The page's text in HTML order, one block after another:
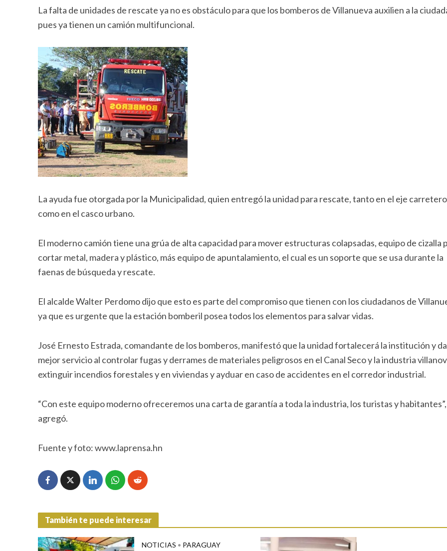
La falta de unidades de rescate ya no es obstáculo para que los bomberos de Villanueva auxilien a la
pues ya tienen un camión multifuncional.
La ayuda fue otorgada por la Municipalidad, quien entregó la unidad para rescate, tanto en el eje carretero
como en el casco urbano.
El moderno camión tiene una grúa de alta capacidad para mover estructuras colapsadas, equipo de cizalla
cortar metal, madera y plástico, más equipo de apuntalamiento, el cual es un soporte que se usa durante la
faenas de búsqueda y rescate.
El alcalde Walter Perdomo dijo que esto es parte del compromiso que tienen con los ciudadanos de
ya que es urgente que la estación bomberil posea todos los elementos para salvar vidas.
José Ernesto Estrada, comandante de los bomberos, manifestó que la unidad fortalecerá la institución y
mejor servicio al controlar fugas y derrames de materiales peligrosos en el Canal Seco y la industria
extinguir incendios forestales y en viviendas y ayduar en caso de accidentes en el corredor industrial.
“Con este equipo moderno ofreceremos una carta de garantía a toda la industria, los turistas y habitantes”,
agregó.
Fuente y foto: www.laprensa.hn
También te puede interesar
NOTICIAS • PARAGUAY